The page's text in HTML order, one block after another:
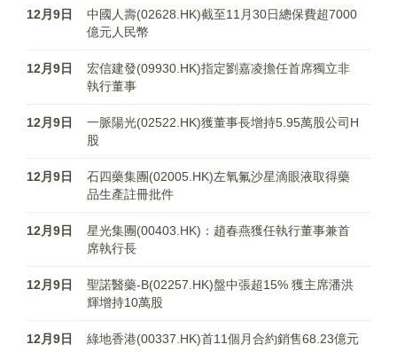
12月9日
中國人壽(02628.HK)截至11月30日總保費超7000
億元人民幣
12月9日
宏信建發(09930.HK)指定劉嘉凌擔任首席獨立非
執行董事
12月9日
一脈陽光(02522.HK)獲董事長增持5.95萬股公司H
股
12月9日
石四藥集團(02005.HK)左氧氟沙星滴眼液取得藥
品生產註冊批件
12月9日
星光集團(00403.HK)：趙春燕獲任執行董事兼首
席執行長
12月9日
聖諾醫藥-B(02257.HK)盤中張超15% 獲主席潘洪
輝增持10萬股
12月9日 綠地香港(00337.HK)首11個月合約銷售68.23億元